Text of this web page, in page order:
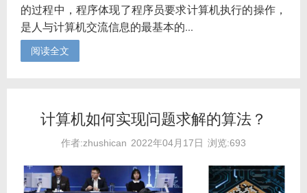
的过程中，程序体现了程序员要求计算机执行的操作，
是人与计算机交流信息的最基本的...
阅读全文
计算机如何实现问题求解的算法？
作者:zhushican 2022年04月17日 浏览:693